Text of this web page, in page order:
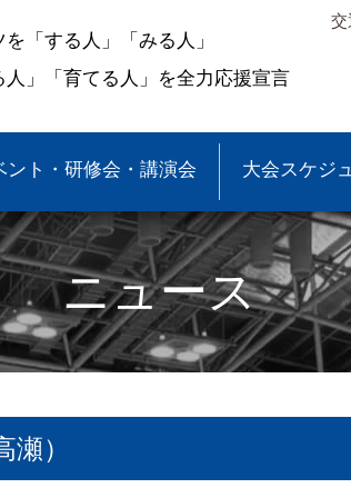
「する人」「みる人」
人」「育てる人」を全力応援宣言
交
●事業報告
ント・研修会・講演会 大会スケジ
●各種申請・報告書
ニュース
）